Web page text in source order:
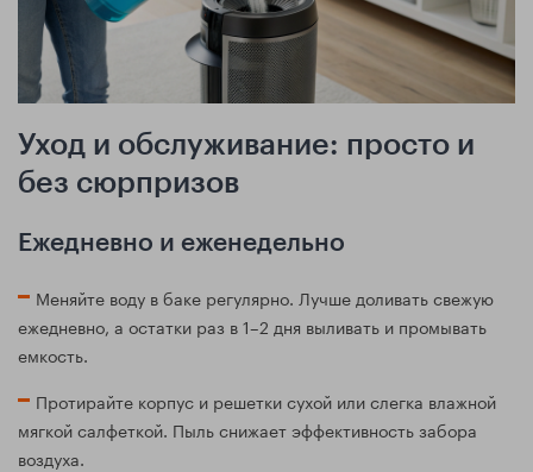
Уход и обслуживание: просто и
без сюрпризов
Ежедневно и еженедельно
Меняйте воду в баке регулярно. Лучше доливать свежую
ежедневно, а остатки раз в 1–2 дня выливать и промывать
емкость.
Протирайте корпус и решетки сухой или слегка влажной
мягкой салфеткой. Пыль снижает эффективность забора
воздуха.